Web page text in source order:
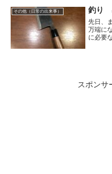
い日は
その他（日常の出来事） 釣り
先日、
万端に
に必要
スポンサ